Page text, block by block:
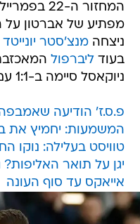
מפתיע של אברטון על
ניצחהמנצ'סטר יונייטד
בעודליברפול
ניוקאסל סיימה ב-1:1 עם ווסטהאם המתאוששת.
פ.ס.ז' הודיעה
המשמעות: יחמיץ את
טוויסט בעלילה: נוקו
יגן על תואר האליפות?
אייאקס עד סוף העונה